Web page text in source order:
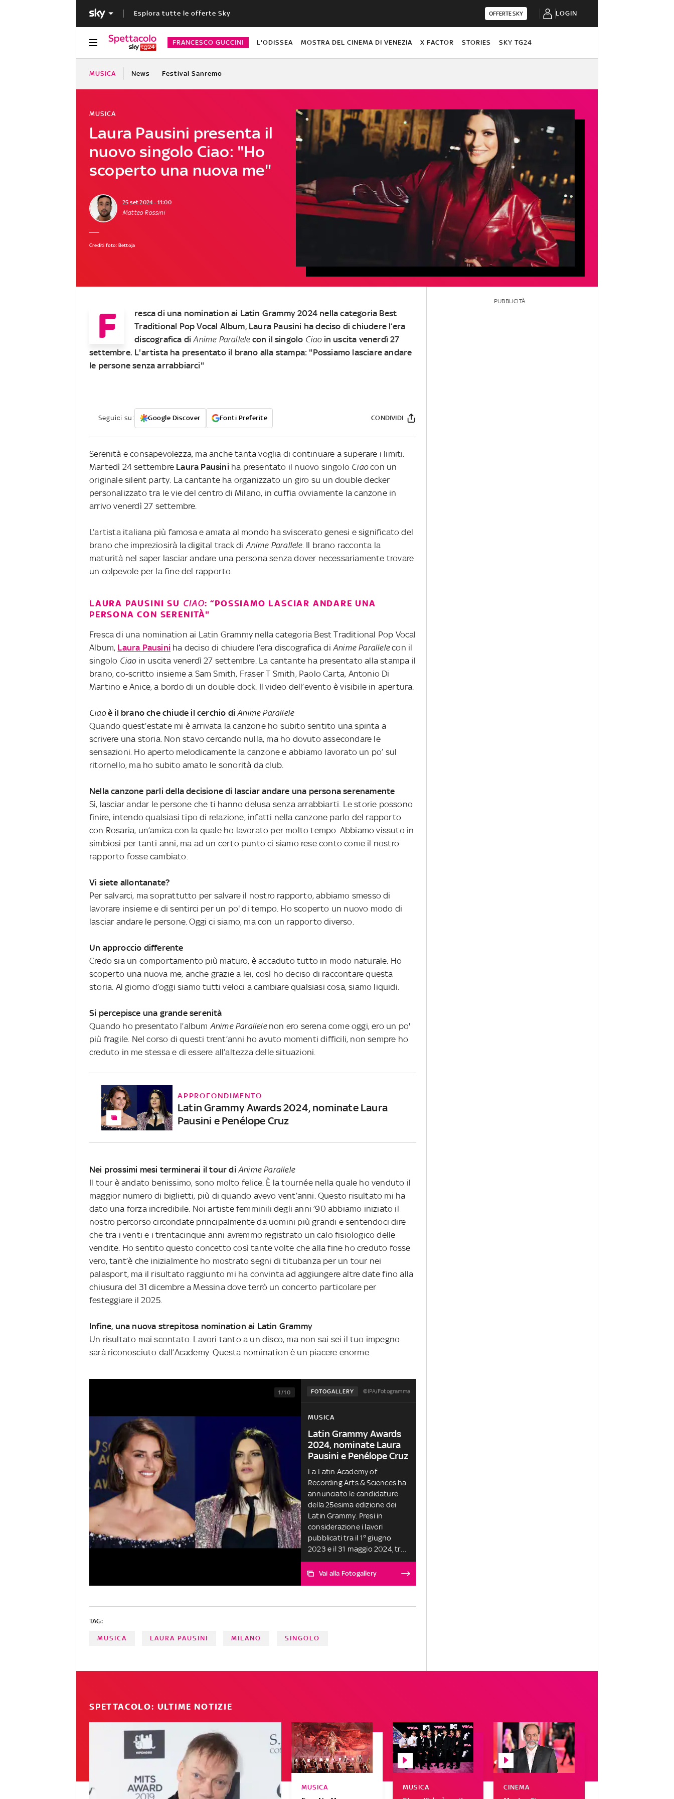
Esplora tutte le offerte Sky OFFERTE SKY LOGIN
FRANCESCO GUCCINI L'ODISSEA MOSTRA DEL CINEMA DI VENEZIA X FACTOR STORIES SKY TG24
MUSICA News Festival Sanremo
Laura Pausini presenta il
nuovo singolo Ciao: "Ho
scoperto una nuova me"
MUSICA
25 set 2024 - 11:00
Matteo Rossini
Crediti foto: Bettoja
F
resca di una nomination ai Latin Grammy 2024 nella categoria Best
Traditional Pop Vocal Album, Laura Pausini ha deciso di chiudere l’era
discografica diAnime Parallelecon il singolo Ciaoin uscita venerdì 27
settembre. L'artista ha presentato il brano alla stampa: "Possiamo lasciare andare
le persone senza arrabbiarci"
Seguici su: Google Discover Fonti Preferite CONDIVIDI
Serenità e consapevolezza, ma anche tanta voglia di continuare a superare i limiti.
Martedì 24 settembre Laura Pausini ha presentato il nuovo singolo Ciaocon un
originale silent party. La cantante ha organizzato un giro su un double decker
personalizzato tra le vie del centro di Milano, in cuffia ovviamente la canzone in
arrivo venerdì 27 settembre.
L’artista italiana più famosa e amata al mondo ha sviscerato genesi e significato del
brano che impreziosirà la digital track di Anime Parallele. Il brano racconta la
maturità nel saper lasciar andare una persona senza dover necessariamente trovare
un colpevole per la fine del rapporto.
LAURA PAUSINI SU CIAO: “POSSIAMO LASCIAR ANDARE UNA
PERSONA CON SERENITÀ"
Fresca di una nomination ai Latin Grammy nella categoria Best Traditional Pop Vocal
Album, Laura Pausini ha deciso di chiudere l’era discografica diAnime Parallelecon il
singolo Ciaoin uscita venerdì 27 settembre. La cantante ha presentato alla stampa il
brano, co-scritto insieme a Sam Smith, Fraser T Smith, Paolo Carta, Antonio Di
Martino e Anice, a bordo di un double dock. Il video dell’evento è visibile in apertura.
Ciaoè il brano che chiude il cerchio diAnime Parallele
Quando quest’estate mi è arrivata la canzone ho subito sentito una spinta a
scrivere una storia. Non stavo cercando nulla, ma ho dovuto assecondare le
sensazioni. Ho aperto melodicamente la canzone e abbiamo lavorato un po’ sul
ritornello, ma ho subito amato le sonorità da club.
Nella canzone parli della decisione di lasciar andare una persona serenamente
Sì, lasciar andar le persone che ti hanno delusa senza arrabbiarti. Le storie possono
finire, intendo qualsiasi tipo di relazione, infatti nella canzone parlo del rapporto
con Rosaria, un’amica con la quale ho lavorato per molto tempo. Abbiamo vissuto in
simbiosi per tanti anni, ma ad un certo punto ci siamo rese conto come il nostro
rapporto fosse cambiato.
Vi siete allontanate?
Per salvarci, ma soprattutto per salvare il nostro rapporto, abbiamo smesso di
lavorare insieme e di sentirci per un po' di tempo. Ho scoperto un nuovo modo di
lasciar andare le persone. Oggi ci siamo, ma con un rapporto diverso.
Un approccio differente
Credo sia un comportamento più maturo, è accaduto tutto in modo naturale. Ho
scoperto una nuova me, anche grazie a lei, così ho deciso di raccontare questa
storia. Al giorno d’oggi siamo tutti veloci a cambiare qualsiasi cosa, siamo liquidi.
Si percepisce una grande serenità
Quando ho presentato l’album Anime Parallelenon ero serena come oggi, ero un po'
più fragile. Nel corso di questi trent’anni ho avuto momenti difficili, non sempre ho
creduto in me stessa e di essere all’altezza delle situazioni.
APPROFONDIMENTO
Latin Grammy Awards 2024, nominate Laura
Pausini e Penélope Cruz
Nei prossimi mesi terminerai il tour di Anime Parallele
Il tour è andato benissimo, sono molto felice. È la tournée nella quale ho venduto il
maggior numero di biglietti, più di quando avevo vent’anni. Questo risultato mi ha
dato una forza incredibile. Noi artiste femminili degli anni ’90 abbiamo iniziato il
nostro percorso circondate principalmente da uomini più grandi e sentendoci dire
che tra i venti e i trentacinque anni avremmo registrato un calo fisiologico delle
vendite. Ho sentito questo concetto così tante volte che alla fine ho creduto fosse
vero, tant’è che inizialmente ho mostrato segni di titubanza per un tour nei
palasport, ma il risultato raggiunto mi ha convinta ad aggiungere altre date fino alla
chiusura del 31 dicembre a Messina dove terrò un concerto particolare per
festeggiare il 2025.
Infine, una nuova strepitosa nomination ai Latin Grammy
Un risultato mai scontato. Lavori tanto a un disco, ma non sai sei il tuo impegno
sarà riconosciuto dall’Academy. Questa nomination è un piacere enorme.
FOTOGALLERY ©IPA/Fotogramma
1/10
MUSICA
Latin Grammy Awards
2024, nominate Laura
Pausini e Penélope Cruz
La Latin Academy of
Recording Arts & Sciences ha
annunciato le candidature
della 25esima edizione dei
Latin Grammy. Presi in
considerazione i lavori
pubblicati tra il 1° giugno
2023 e il 31 maggio 2024, tra i
nominati 'Almas Paralelas' di
Laura Pausini e '313' di
Vai alla Fotogallery
TAG:
MUSICA LAURA PAUSINI MILANO SINGOLO
PUBBLICITÀ
SPETTACOLO: ULTIME NOTIZIE
MUSICA MUSICA CINEMA